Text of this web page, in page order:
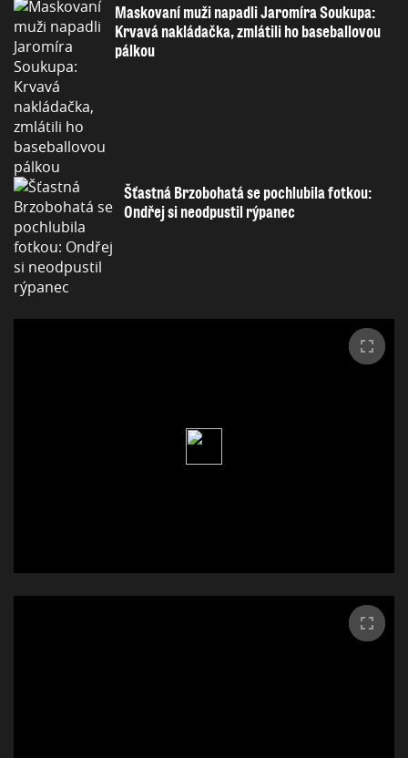
Maskovaní muži napadli Jaromíra Soukupa:
Krvavá nakládačka, zmlátili ho baseballovou
pálkou
Šťastná Brzobohatá se pochlubila fotkou:
Ondřej si neodpustil rýpanec